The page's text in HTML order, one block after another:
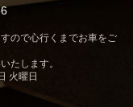
ので心行くまでお車をご
たします。
火曜日